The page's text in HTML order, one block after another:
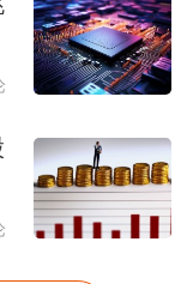
加强销售力
健康险需求
险公司保费
合来看，上